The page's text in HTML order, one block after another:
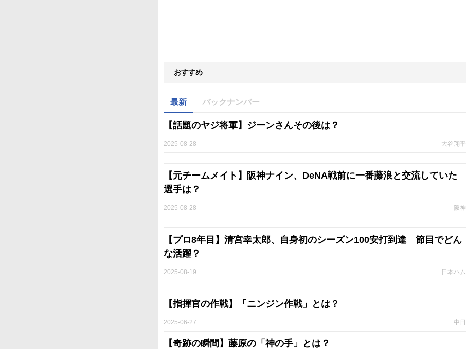
おすすめ
最新 バックナンバー
【話題のヤジ将軍】ジーンさんその後は？
大谷翔平
2025-08-28
【元チームメイト】阪神ナイン、DeNA戦前に一番藤浪と交流していた
選手は？
阪神
2025-08-28
【プロ8年目】清宮幸太郎、自身初のシーズン100安打到達 節目でどん
な活躍？
日本ハム
2025-08-19
【指揮官の作戦】「ニンジン作戦」とは？
中日
2025-06-27
【奇跡の瞬間】藤原の「神の手」とは？